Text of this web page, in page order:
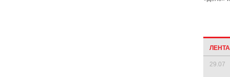
29.07